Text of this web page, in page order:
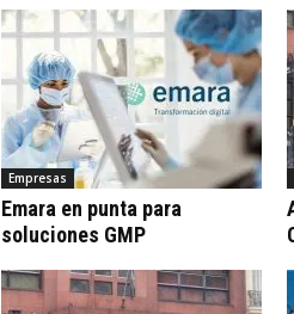
Empresas
Emara en punta para
soluciones GMP